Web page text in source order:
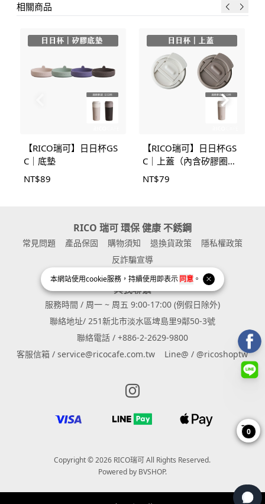
本網站使用cookie服務，持續使用即表示同意 。
【RICO瑞可】日日杯GS
C｜底墊
NT$89
【RICO瑞可】日日杯GS
C｜上蓋（內含矽膠圈
組）
NT$79
相關商品
RICO 瑞可 環保 健康 不銹鋼
常見問題 產品保固 購物須知 退換貨政策
隱私權政策
反詐騙宣導
與我聯繫
服務時間 / 周一 ~ 周五 9:00-17:00 (例假日除外)
聯絡地址/ 251新北市淡水區埤島里9鄰50-3號
聯絡電話 / +886-2-2629-9800
客服信箱 / service@ricocafe.com.tw
Line@ / @ricoshoptw
Instagram page
Copyright © 2026 RICO瑞可 All Rights Reserved.
Powered by BVSHOP.
0